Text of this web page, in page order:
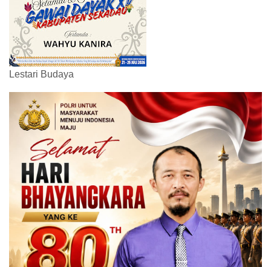
Lestari Budaya